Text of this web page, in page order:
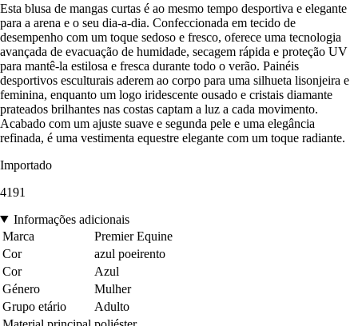
Esta blusa de mangas curtas é ao mesmo tempo desportiva e elegante
para a arena e o seu dia-a-dia. Confeccionada em tecido de
desempenho com um toque sedoso e fresco, oferece uma tecnologia
avançada de evacuação de humidade, secagem rápida e proteção UV
para mantê-la estilosa e fresca durante todo o verão. Painéis
desportivos esculturais aderem ao corpo para uma silhueta lisonjeira e
feminina, enquanto um logo iridescente ousado e cristais diamante
prateados brilhantes nas costas captam a luz a cada movimento.
Acabado com um ajuste suave e segunda pele e uma elegância
refinada, é uma vestimenta equestre elegante com um toque radiante.
Importado
4191
Informações adicionais
Marca
Premier Equine
Cor
azul poeirento
Cor
Azul
Género
Mulher
Grupo etário
Adulto